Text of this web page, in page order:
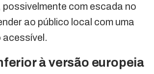
com escada no
ao público local com uma
à versão europeia